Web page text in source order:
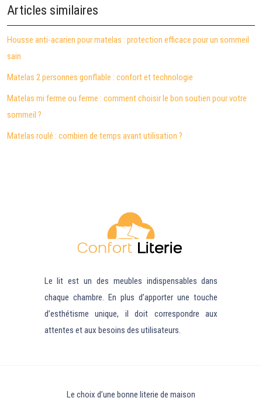
Articles similaires
Housse anti-acarien pour matelas : protection efficace pour un sommeil
sain
Matelas 2 personnes gonflable : confort et technologie
Matelas mi ferme ou ferme : comment choisir le bon soutien pour votre
sommeil ?
Matelas roulé : combien de temps avant utilisation ?
Le lit est un des meubles indispensables dans
chaque chambre. En plus d’apporter une touche
d’esthétisme unique, il doit correspondre aux
attentes et aux besoins des utilisateurs.
Le choix d’une bonne literie de maison